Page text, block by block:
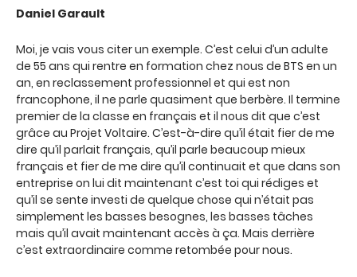
Daniel Garault
Moi, je vais vous citer un exemple. C’est celui d’un adulte
de 55 ans qui rentre en formation chez nous de BTS en un
an, en reclassement professionnel et qui est non
francophone, il ne parle quasiment que berbère. Il termine
premier de la classe en français et il nous dit que c’est
grâce au Projet Voltaire. C’est-à-dire qu’il était fier de me
dire qu’il parlait français, qu’il parle beaucoup mieux
français et fier de me dire qu’il continuait et que dans son
entreprise on lui dit maintenant c’est toi qui rédiges et
qu’il se sente investi de quelque chose qui n’était pas
simplement les basses besognes, les basses tâches
mais qu’il avait maintenant accès à ça. Mais derrière
c’est extraordinaire comme retombée pour nous.